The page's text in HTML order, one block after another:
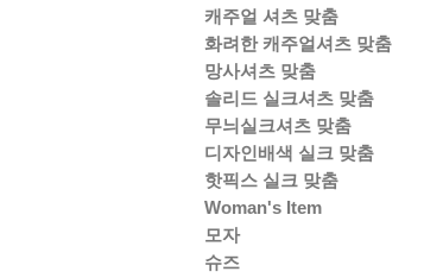
캐주얼 셔츠 맞춤
화려한 캐주얼셔츠 맞춤
망사셔츠 맞춤
솔리드 실크셔츠 맞춤
무늬실크셔츠 맞춤
디자인배색 실크 맞춤
핫픽스 실크 맞춤
Woman's Item
모자
슈즈